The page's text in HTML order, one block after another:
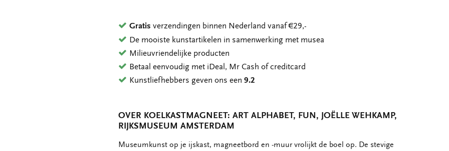
Gratis verzendingen binnen Nederland vanaf €29,-
De mooiste kunstartikelen in samenwerking met musea
Milieuvriendelijke producten
Betaal eenvoudig met iDeal, Mr Cash of creditcard
Kunstliefhebbers geven ons een9.2
OVER KOELKASTMAGNEET: ART ALPHABET, FUN, JOËLLE WEHKAMP,
RIJKSMUSEUM AMSTERDAM
OMSCHRIJVING
Museumkunst op je ijskast, magneetbord en -muur vrolijkt de boel op. De stevige